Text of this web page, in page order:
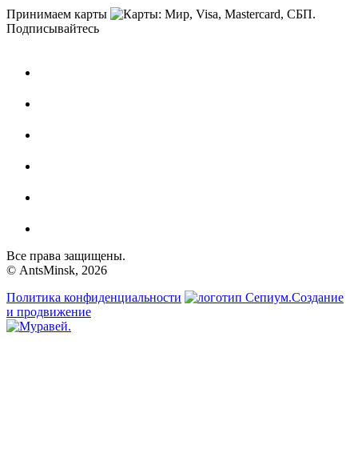
Принимаем карты
Подписывайтесь
Все права защищены.
© AntsMinsk, 2026
Политика конфиденциальности
Создание
и продвижение